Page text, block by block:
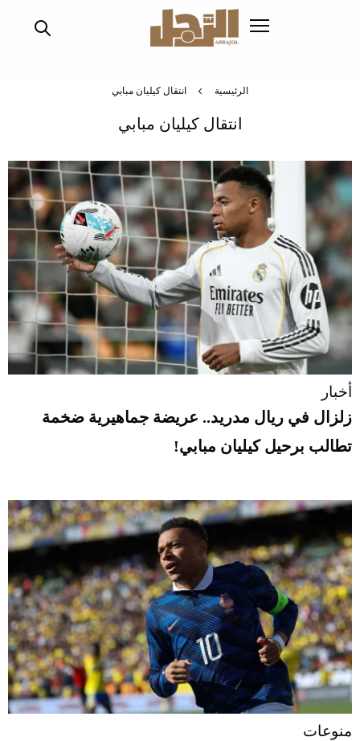
الرئيسية انتقال كيليان مبابي
انتقال كيليان مبابي
أخبار
زلزال في ريال مدريد.. عريضة جماهيرية ضخمة
تطالب برحيل كيليان مبابي!
منوعات